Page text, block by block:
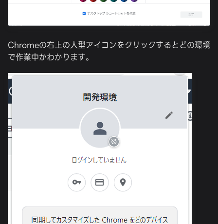
Chromeの右上の人型アイコンをクリックするとどの環境
で作業中かわかります。